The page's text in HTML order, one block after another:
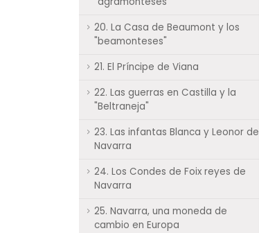
20. La Casa de Beaumont y los
"beamonteses"
21. El Príncipe de Viana
22. Las guerras en Castilla y la
"Beltraneja"
23. Las infantas Blanca y Leonor de
Navarra
24. Los Condes de Foix reyes de
Navarra
25. Navarra, una moneda de
cambio en Europa